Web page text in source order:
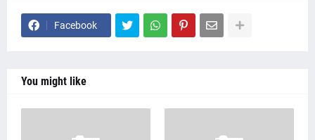
Facebook
You might like